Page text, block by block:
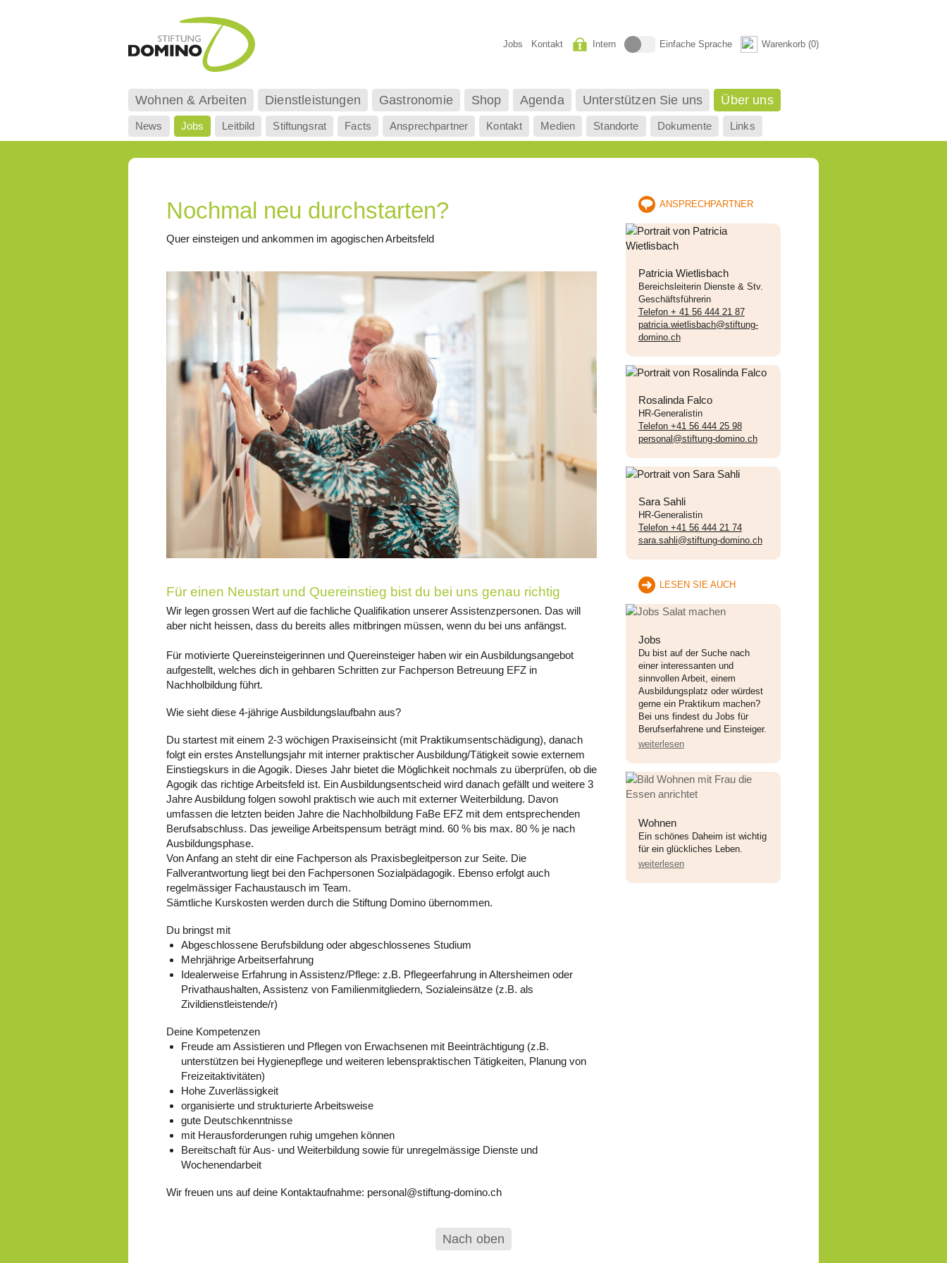
Jobs Kontakt Intern Einfache Sprache Warenkorb (0)
Wohnen & Arbeiten Dienstleistungen Gastronomie Shop Agenda Unterstützen Sie uns Über uns
News Jobs Leitbild Stiftungsrat Facts Ansprechpartner Kontakt Medien Standorte Dokumente Links
Nochmal neu durchstarten?
Quer einsteigen und ankommen im agogischen Arbeitsfeld
Für einen Neustart und Quereinstieg bist du bei uns genau richtig
Wir legen grossen Wert auf die fachliche Qualifikation unserer Assistenzpersonen. Das will
aber nicht heissen, dass du bereits alles mitbringen müssen, wenn du bei uns anfängst.
Für motivierte Quereinsteigerinnen und Quereinsteiger haben wir ein Ausbildungsangebot
aufgestellt, welches dich in gehbaren Schritten zur Fachperson Betreuung EFZ in
Nachholbildung führt.
Wie sieht diese 4-jährige Ausbildungslaufbahn aus?
Du startest mit einem 2-3 wöchigen Praxiseinsicht (mit Praktikumsentschädigung), danach
folgt ein erstes Anstellungsjahr mit interner praktischer Ausbildung/Tätigkeit sowie externem
Einstiegskurs in die Agogik. Dieses Jahr bietet die Möglichkeit nochmals zu überprüfen, ob die
Agogik das richtige Arbeitsfeld ist. Ein Ausbildungsentscheid wird danach gefällt und weitere 3
Jahre Ausbildung folgen sowohl praktisch wie auch mit externer Weiterbildung. Davon
umfassen die letzten beiden Jahre die Nachholbildung FaBe EFZ mit dem entsprechenden
Berufsabschluss. Das jeweilige Arbeitspensum beträgt mind. 60 % bis max. 80 % je nach
Ausbildungsphase.
Von Anfang an steht dir eine Fachperson als Praxisbegleitperson zur Seite. Die
Fallverantwortung liegt bei den Fachpersonen Sozialpädagogik. Ebenso erfolgt auch
regelmässiger Fachaustausch im Team.
Sämtliche Kurskosten werden durch die Stiftung Domino übernommen.
Du bringst mit
Abgeschlossene Berufsbildung oder abgeschlossenes Studium
Mehrjährige Arbeitserfahrung
Idealerweise Erfahrung in Assistenz/Pflege: z.B. Pflegeerfahrung in Altersheimen oder
Privathaushalten, Assistenz von Familienmitgliedern, Sozialeinsätze (z.B. als
Zivildienstleistende/r)
Deine Kompetenzen
Freude am Assistieren und Pflegen von Erwachsenen mit Beeinträchtigung (z.B.
unterstützen bei Hygienepflege und weiteren lebenspraktischen Tätigkeiten, Planung von
Freizeitaktivitäten)
Hohe Zuverlässigkeit
organisierte und strukturierte Arbeitsweise
gute Deutschkenntnisse
mit Herausforderungen ruhig umgehen können
Bereitschaft für Aus- und Weiterbildung sowie für unregelmässige Dienste und
Wochenendarbeit
Wir freuen uns auf deine Kontaktaufnahme: personal@stiftung-domino.ch
ANSPRECHPARTNER
Patricia Wietlisbach
Bereichsleiterin Dienste & Stv.
Geschäftsführerin
Telefon + 41 56 444 21 87
patricia.wietlisbach@stiftung-
domino.ch
Rosalinda Falco
HR-Generalistin
Telefon +41 56 444 25 98
personal@stiftung-domino.ch
Sara Sahli
HR-Generalistin
Telefon +41 56 444 21 74
sara.sahli@stiftung-domino.ch
LESEN SIE AUCH
Jobs
Du bist auf der Suche nach
einer interessanten und
sinnvollen Arbeit, einem
Ausbildungsplatz oder würdest
gerne ein Praktikum machen?
Bei uns findest du Jobs für
Berufserfahrene und Einsteiger.
weiterlesen
Wohnen
Ein schönes Daheim ist wichtig
für ein glückliches Leben.
weiterlesen
Nach oben